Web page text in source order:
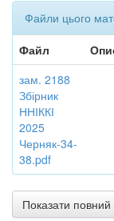
Файли цього
Файл
зам. 2188
Збірник
ННІККІ
2025
Черняк-34-
38.pdf
Показати